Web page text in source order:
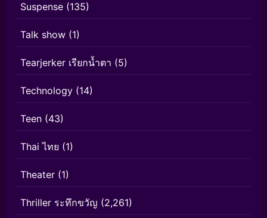
Suspense (135)
Talk show (1)
Tearjerker เรียกน้ำตา (5)
Technology (14)
Teen (43)
Thai ไทย (1)
Theater (1)
Thriller ระทึกขวัญ (2,261)